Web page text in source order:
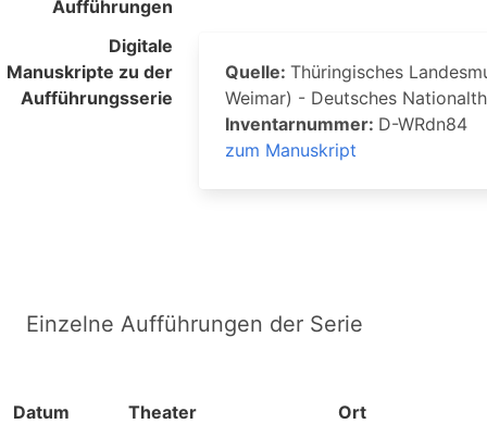
Aufführungen
Digitale
Manuskripte zu der
Aufführungsserie
Quelle:Thüringisches
Weimar) - Deutsches
Inventarnummer: D-WRdn84
zum Manuskript
Einzelne Aufführungen der Serie
Datum Theater Ort